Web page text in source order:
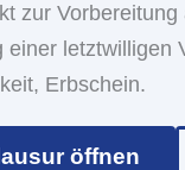
zur
einer letztwilligen
Erbschein.
öffnen